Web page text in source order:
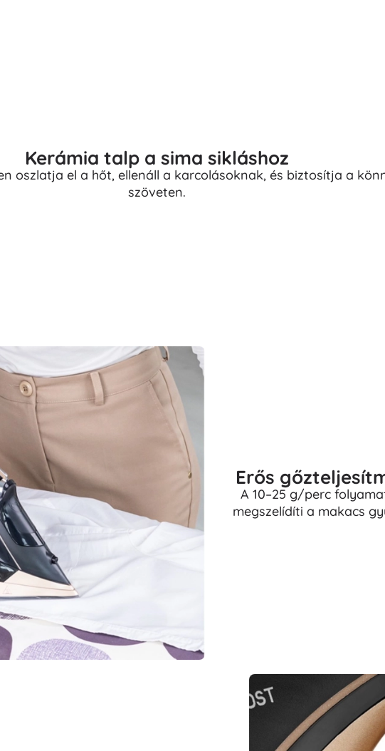
Kerámia talp a sima sikláshoz
oszlatja el a hőt, ellenáll a karcolásoknak, és biztosítja a
szöveten.
Erős
A 10–25 g/perc
megszelídíti a makacs